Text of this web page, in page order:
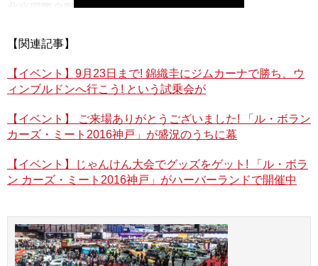
北米国際自動車ショー（デトロイトショー）
会場：米国ミシガン州デトロイト／コボセンター
第87回 ジュネーブ・モーターショー
会場：スイス・ジュネーブ／パレクスポ
公式サイト http://www.gims.swiss/en/
第67回 フランクフルト・モーターショー
開催日：2017年9月12日～24日（一般公開は14日から）
公式サイトhttp://www.iaa.de/en/
第45回 東京モーターショー
【関連記事】
【イベント】9月23日まで! 錦織圭にジムカーナで勝ち、ウ
ィンブルドンへ行こう! という試乗会が
【イベント】 ご来場ありがとうございました! 「ル・ボラン
カーズ・ミート2016神戸」が盛況のうちに幕
【イベント】じゃんけん大会でグッズをゲット! 「ル・ボラ
ン カーズ・ミート2016神戸」がハーバーランドで開催中